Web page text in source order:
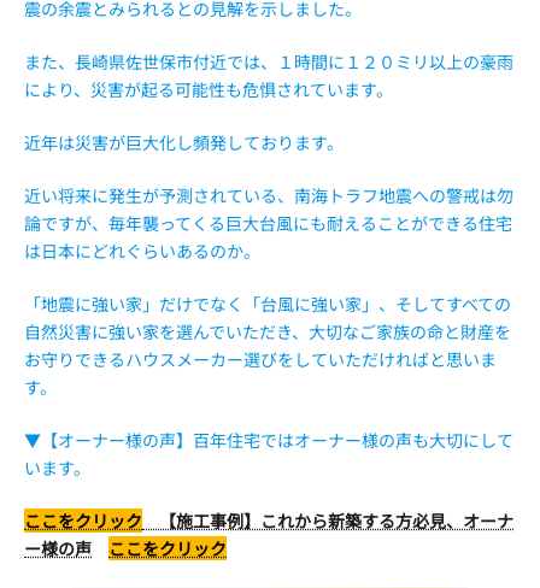
震の余震とみられるとの見解を示しました。
また、長崎県佐世保市付近では、１時間に１２０ミリ以上の豪雨
により、災害が起る可能性も危惧されています。
近年は災害が巨大化し頻発しております。
近い将来に発生が予測されている、南海トラフ地震への警戒は勿
論ですが、毎年襲ってくる巨大台風にも耐えることができる住宅
は日本にどれぐらいあるのか。
「地震に強い家」だけでなく「台風に強い家」、そしてすべての
自然災害に強い家を選んでいただき、大切なご家族の命と財産を
お守りできるハウスメーカー選びをしていただければと思いま
す。
▼【オーナー様の声】百年住宅ではオーナー様の声も大切にして
います。
ここをクリック 【施工事例】これから新築する方必見、オーナ
ー様の声
ここをクリック